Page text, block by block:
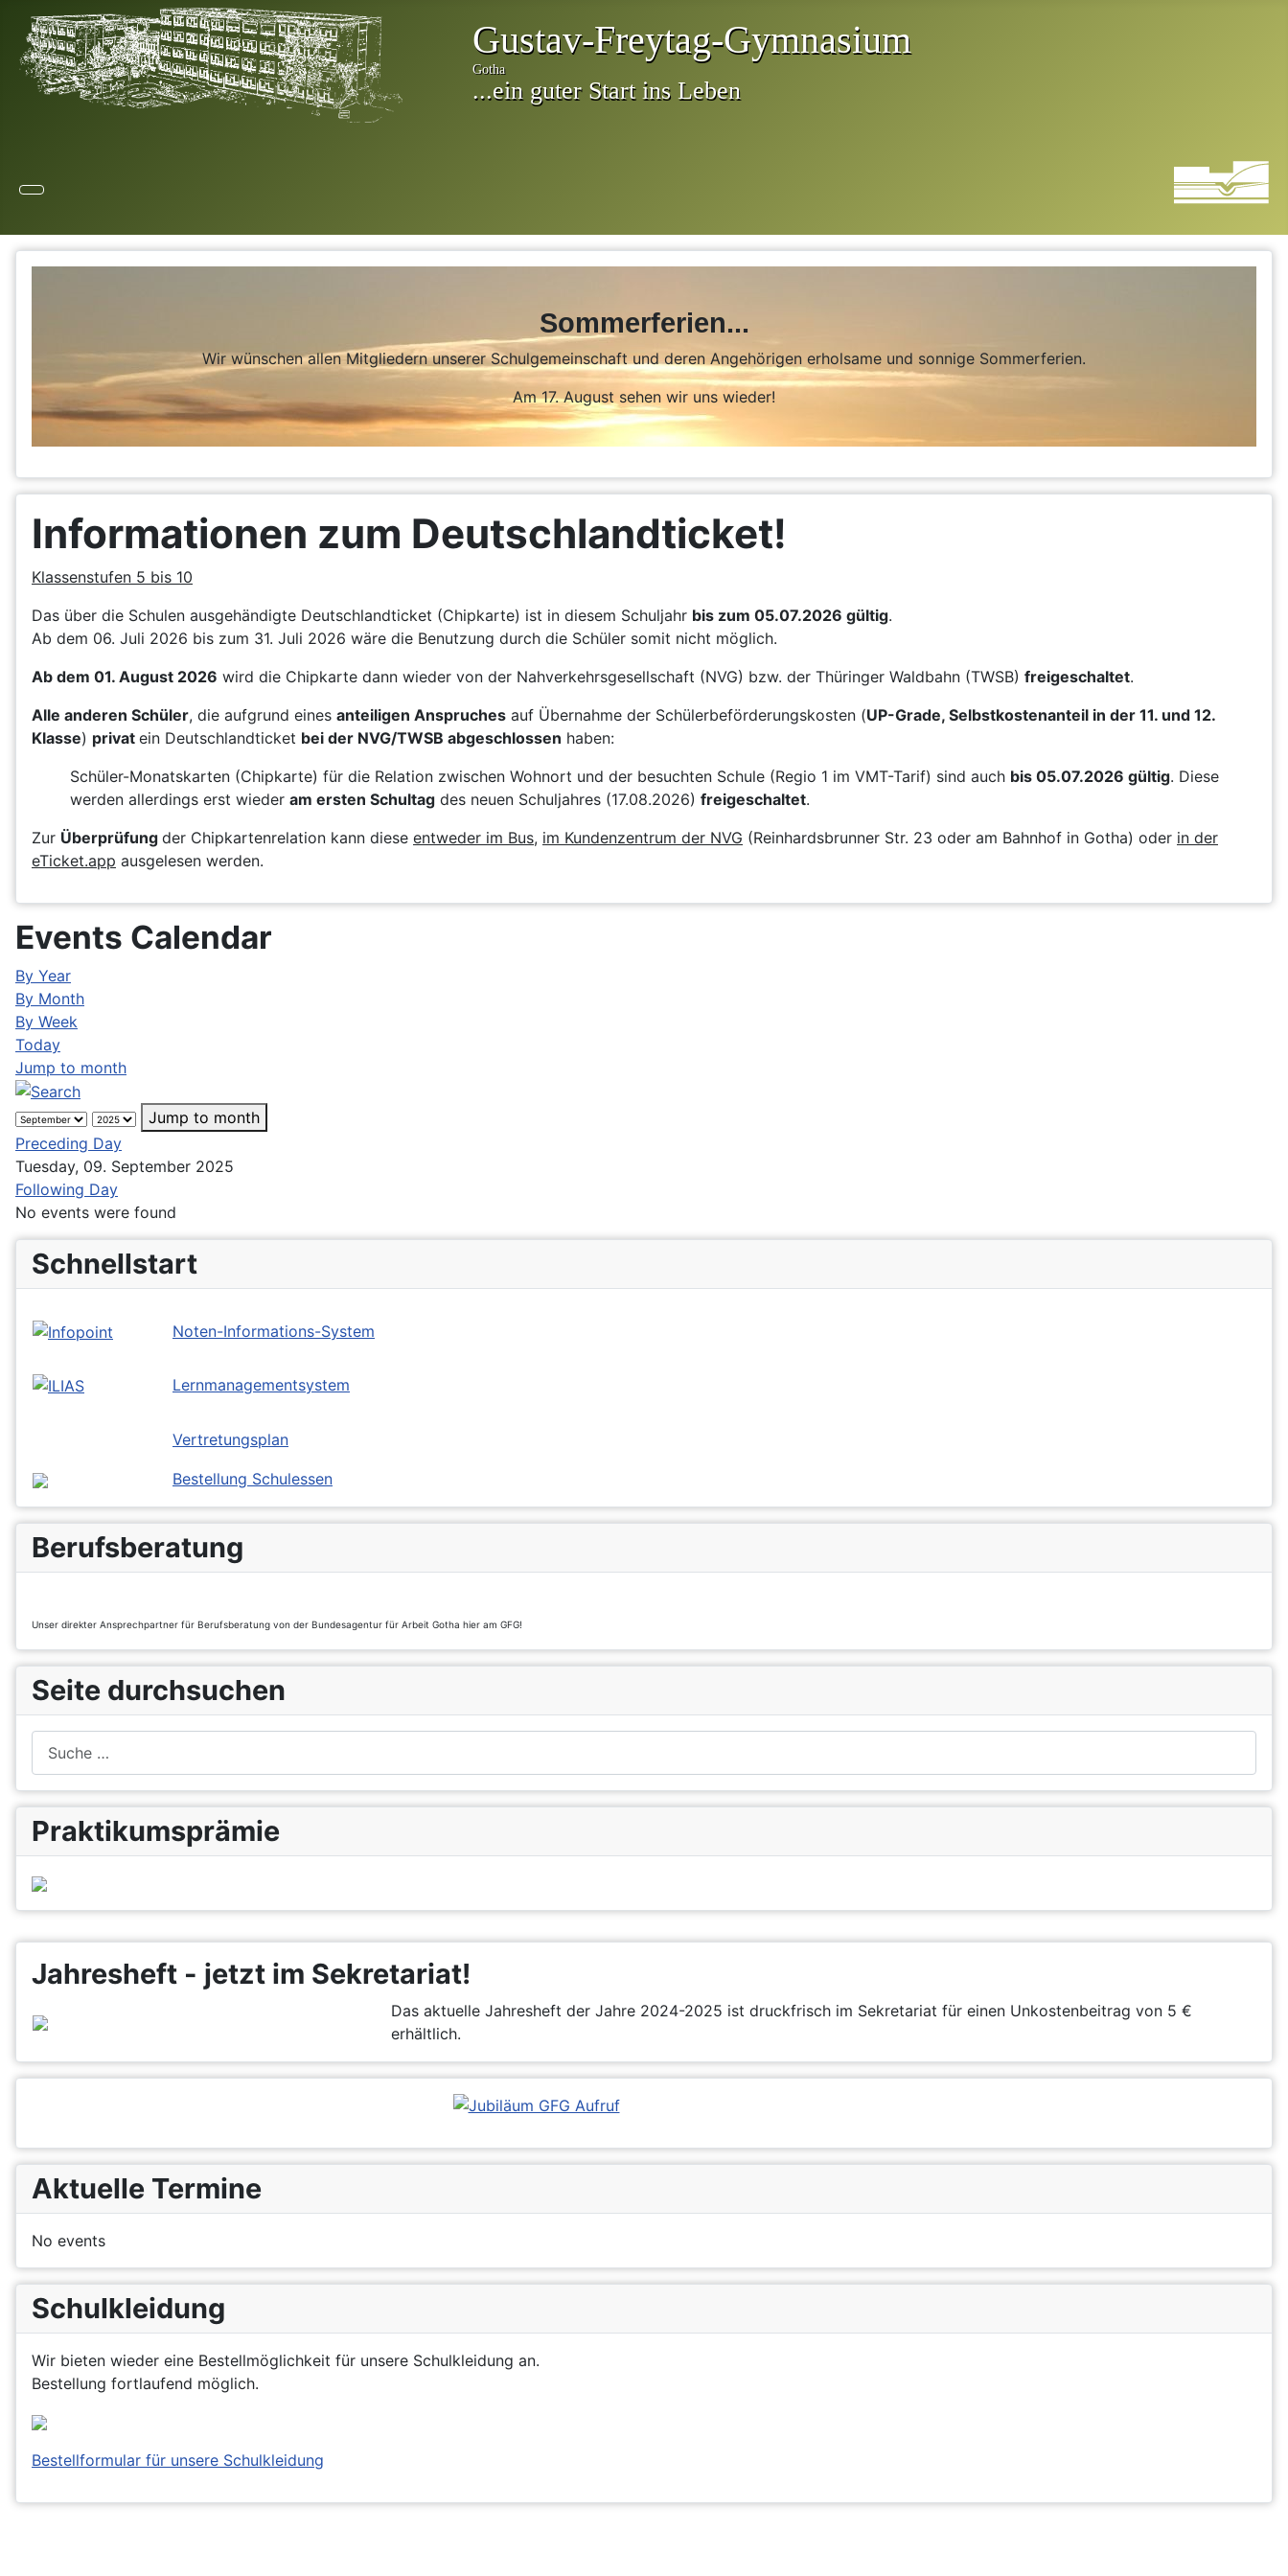
Jahresheft - jetzt im Sekretariat!
Das aktuelle Jahresheft der Jahre 2024-2025 ist druckfrisch im Sekretariat für einen Unkostenbeitrag von 5 €
erhältlich.
Aktuelle Termine
No events
Schulkleidung
Wir bieten wieder eine Bestellmöglichkeit für unsere Schulkleidung an.
Bestellung fortlaufend möglich.
Bestellformular für unsere Schulkleidung
Sommerferien...
Wir wünschen allen Mitgliedern unserer Schulgemeinschaft und deren Angehörigen erholsame und sonnige Sommerferien.
Am 17. August sehen wir uns wieder!
Informationen zum Deutschlandticket!
Klassenstufen 5 bis 10
Das über die Schulen ausgehändigte Deutschlandticket (Chipkarte) ist in diesem Schuljahr bis zum 05.07.2026 gültig.
Ab dem 06. Juli 2026 bis zum 31. Juli 2026 wäre die Benutzung durch die Schüler somit nicht möglich.
Ab dem 01. August 2026 wird die Chipkarte dann wieder von der Nahverkehrsgesellschaft (NVG) bzw. der Thüringer Waldbahn (TWSB) freigeschaltet.
Alle anderen Schüler, die aufgrund eines anteiligen Anspruches auf Übernahme der Schülerbeförderungskosten (UP-Grade, Selbstkostenanteil in der 11. und 12.
Klasse) privat ein Deutschlandticket bei der NVG/TWSB abgeschlossen haben:
Schüler-Monatskarten (Chipkarte) für die Relation zwischen Wohnort und der besuchten Schule (Regio 1 im VMT-Tarif) sind auch bis 05.07.2026 gültig. Diese
werden allerdings erst wieder am ersten Schultag des neuen Schuljahres (17.08.2026) freigeschaltet.
Zur Überprüfung der Chipkartenrelation kann diese entweder im Bus, im Kundenzentrum der NVG (Reinhardsbrunner Str. 23 oder am Bahnhof in Gotha) oder in der
eTicket.app ausgelesen werden.
Events Calendar
By Year
By Month
By Week
Today
Jump to month
Jump to month
Preceding Day
Tuesday, 09. September 2025
Following Day
No events were found
Schnellstart
Noten-Informations-System
Lernmanagementsystem
Vertretungsplan
Bestellung Schulessen
Berufsberatung
Unser direkter Ansprechpartner für Berufsberatung von der Bundesagentur für Arbeit Gotha hier am GFG!
Seite durchsuchen
Praktikumsprämie